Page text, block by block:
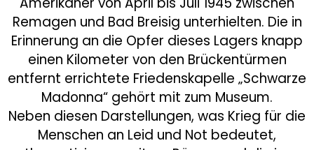
Remagen und Bad Breisig unterhielten. Die in
Erinnerung an die Opfer dieses Lagers knapp
einen Kilometer von den Brückentürmen
entfernt errichtete Friedenskapelle „Schwarze
Madonna“ gehört mit zum Museum.
Neben diesen Darstellungen, was Krieg für die
Menschen an Leid und Not bedeutet,